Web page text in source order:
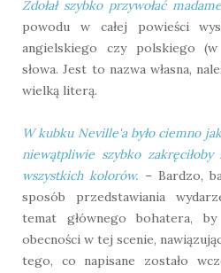
Zdołał szybko przywołać
powodu w całej powieści
angielskiego czy polskiego (w
słowa. Jest to nazwa własna,
wielką literą.
W kubku Neville'a było ciemno
niewątpliwie szybko
wszystkich kolorów. – Bardzo,
sposób przedstawiania
temat głównego bohatera,
obecności w tej scenie,
tego, co napisane zostało